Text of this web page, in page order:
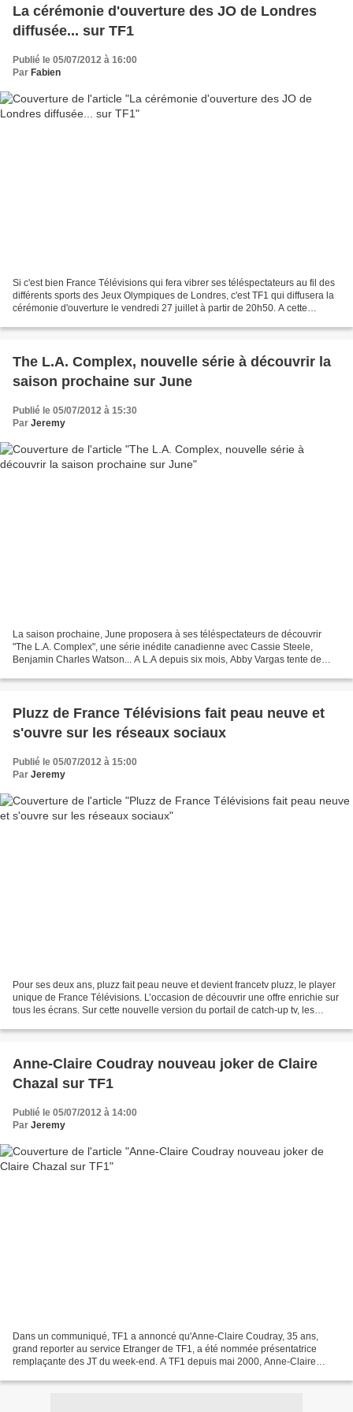
La cérémonie d'ouverture des JO de Londres
diffusée... sur TF1
Publié le 05/07/2012 à 16:00
Par Fabien
Si c'est bien France Télévisions qui fera vibrer ses téléspectateurs au fil des
différents sports des Jeux Olympiques de Londres, c'est TF1 qui diffusera la
cérémonie d'ouverture le vendredi 27 juillet à partir de 20h50. A cette
The L.A. Complex, nouvelle série à découvrir la
saison prochaine sur June
Publié le 05/07/2012 à 15:30
Par Jeremy
La saison prochaine, June proposera à ses téléspectateurs de découvrir
"The L.A. Complex", une série inédite canadienne avec Cassie Steele,
Benjamin Charles Watson... A L.A depuis six mois, Abby Vargas tente de
Pluzz de France Télévisions fait peau neuve et
s'ouvre sur les réseaux sociaux
Publié le 05/07/2012 à 15:00
Par Jeremy
Pour ses deux ans, pluzz fait peau neuve et devient francetv pluzz, le player
unique de France Télévisions. L’occasion de découvrir une offre enrichie sur
tous les écrans. Sur cette nouvelle version du portail de catch-up tv, les
Anne-Claire Coudray nouveau joker de Claire
Chazal sur TF1
Publié le 05/07/2012 à 14:00
Par Jeremy
Dans un communiqué, TF1 a annoncé qu'Anne-Claire Coudray, 35 ans,
grand reporter au service Etranger de TF1, a été nommée présentatrice
remplaçante des JT du week-end. A TF1 depuis mai 2000, Anne-Claire